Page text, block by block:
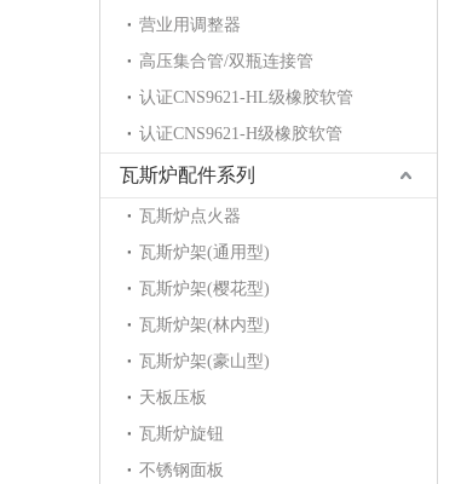
营业用调整器
高压集合管/双瓶连接管
认证CNS9621-HL级橡胶软管
认证CNS9621-H级橡胶软管
瓦斯炉配件系列
瓦斯炉点火器
瓦斯炉架(通用型)
瓦斯炉架(樱花型)
瓦斯炉架(林内型)
瓦斯炉架(豪山型)
天板压板
瓦斯炉旋钮
不锈钢面板